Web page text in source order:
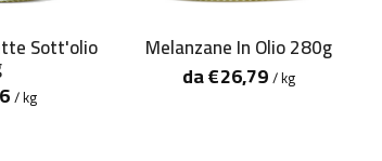
Sott'olio
/ kg
Melanzane In Olio 280g
da€26,79/ kg